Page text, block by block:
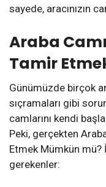
sayede, aracınızın
Araba
Tamir
Günümüzde birçok
sıçramaları gibi
camlarını kendi
Peki, gerçekten
Etmek Mümkün
gerekenler: